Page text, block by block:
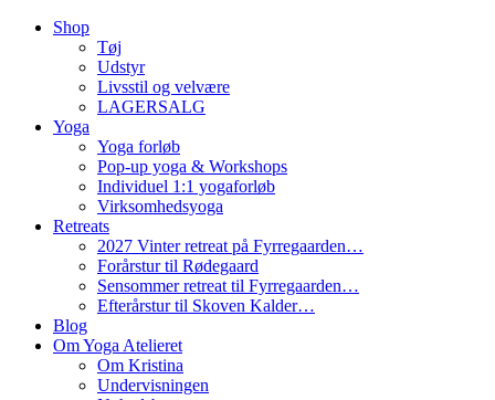
Shop
Tøj
Udstyr
Livsstil og velvære
LAGERSALG
Yoga
Yoga forløb
Pop-up yoga & Workshops
Individuel 1:1 yogaforløb
Virksomhedsyoga
Retreats
2027 Vinter retreat på Fyrregaarden…
Forårstur til Rødegaard
Sensommer retreat til Fyrregaarden…
Efterårstur til Skoven Kalder…
Blog
Om Yoga Atelieret
Om Kristina
Undervisningen